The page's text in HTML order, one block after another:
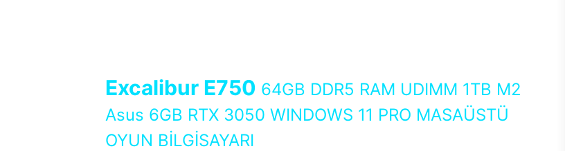
Excalibur E750 64GB DDR5 RAM UDIMM 1TB M2
Asus 6GB RTX 3050 WINDOWS 11 PRO MASAÜSTÜ
OYUN BİLGİSAYARI